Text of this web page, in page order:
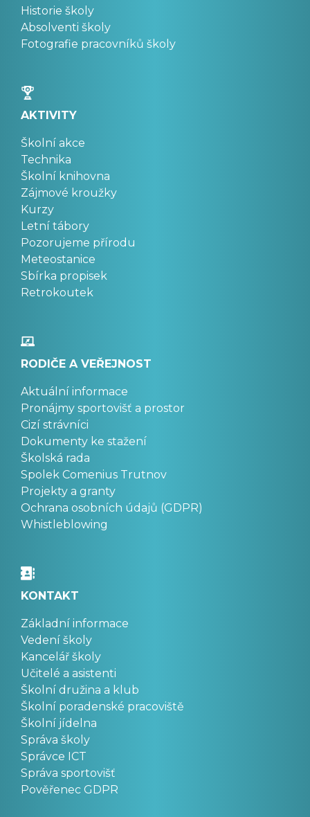
Historie školy
Absolventi školy
Fotografie pracovníků školy
AKTIVITY
Školní akce
Technika
Školní knihovna
Zájmové kroužky
Kurzy
Letní tábory
Pozorujeme přírodu
Meteostanice
Sbírka propisek
Retrokoutek
RODIČE A VEŘEJNOST
Aktuální informace
Pronájmy sportovišť a prostor
Cizí strávníci
Dokumenty ke stažení
Školská rada
Spolek Comenius Trutnov
Projekty a granty
Ochrana osobních údajů (GDPR)
Whistleblowing
KONTAKT
Základní informace
Vedení školy
Kancelář školy
Učitelé a asistenti
Školní družina a klub
Školní poradenské pracoviště
Školní jídelna
Správa školy
Správce ICT
Správa sportovišť
Pověřenec GDPR